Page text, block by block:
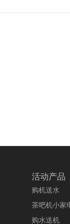
活动产品
购机送水
茶吧机小家
购水送机